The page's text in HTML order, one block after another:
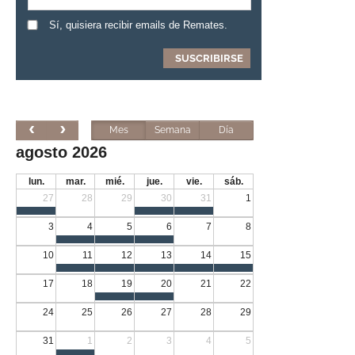
Sí, quisiera recibir emails de Remates.
Mes Semana Día
agosto 2026
lun. mar. mié. jue. vie.
sáb.
27
28 29 30 31 1
3 4 5 6 7 8
10 11 12 13 14 15
17 18 19 20 21 22
24 25 26 27 28 29
31 1 2 3 4 5